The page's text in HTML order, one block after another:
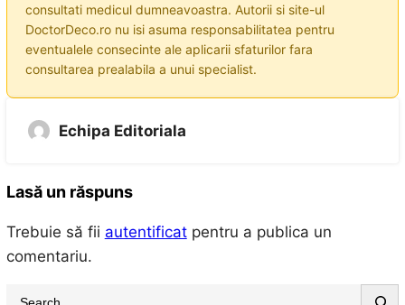
consultati medicul dumneavoastra. Autorii si site-ul
DoctorDeco.ro nu isi asuma responsabilitatea pentru
eventualele consecinte ale aplicarii sfaturilor fara
consultarea prealabila a unui specialist.
Echipa Editoriala
Lasă un răspuns
Trebuie să fii autentificatpentru a publica un
comentariu.